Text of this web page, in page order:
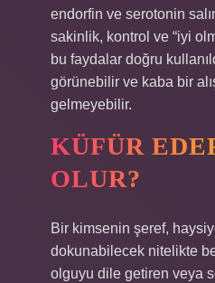
endorfin ve serotonin
sakinlik, kontrol ve “iyi
bu faydalar doğru
görünebilir ve kaba bir
gelmeyebilir.
KÜFÜR
OLUR?
Bir kimsenin şeref,
dokunabilecek nitelikte
olguyu dile getiren veya